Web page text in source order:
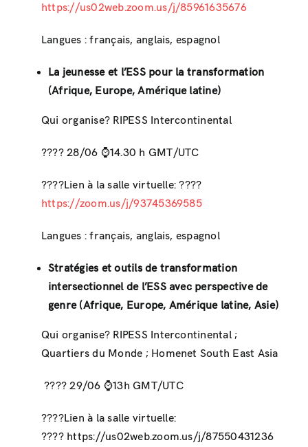
https://us02web.zoom.us/j/85961635676
Langues : français, anglais, espagnol
La jeunesse et l’ESS pour la transformation
(Afrique, Europe, Amérique latine)
Qui organise? RIPESS Intercontinental
???? 28/06 ⌚️14.30 h GMT/UTC
????Lien à la salle virtuelle: ????
https://zoom.us/j/93745369585
Langues : français, anglais, espagnol
Stratégies et outils de transformation
intersectionnel de l’ESS avec perspective de
genre (Afrique, Europe, Amérique latine, Asie)
Qui organise? RIPESS Intercontinental ;
Quartiers du Monde ; Homenet South East Asia
???? 29/06 ⌚️13h GMT/UTC
????Lien à la salle virtuelle:
???? https://us02web.zoom.us/j/87550431236